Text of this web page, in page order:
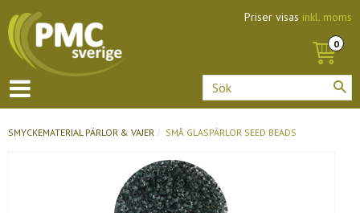
Priser visas inkl. moms
SMYCKEMATERIAL PÄRLOR & VAJER SMÅ GLASPÄRLOR SEED BEADS